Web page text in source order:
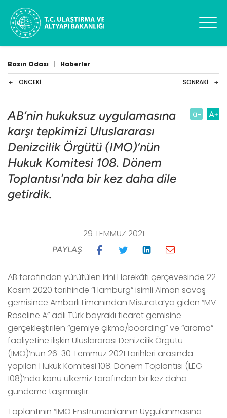
Basın Odası | Haberler
ÖNCEKI SONRAKI
AB’nin hukuksuz uygulamasına
karşı tepkimizi Uluslararası
Denizcilik Örgütü (IMO)’nün
Hukuk Komitesi 108. Dönem
Toplantısı'nda bir kez daha dile
getirdik.
29 TEMMUZ 2021
PAYLAŞ
AB tarafından yürütülen Irini Harekâtı çerçevesinde 22
Kasım 2020 tarihinde “Hamburg” isimli Alman savaş
gemisince Ambarlı Limanından Misurata’ya giden “MV
Roseline A” adlı Türk bayraklı ticaret gemisine
gerçekleştirilen “gemiye çıkma/boarding” ve “arama”
faaliyetine ilişkin Uluslararası Denizcilik Örgütü
(IMO)’nün 26-30 Temmuz 2021 tarihleri arasında
yapılan Hukuk Komitesi 108. Dönem Toplantısı (LEG
108)’nda konu ülkemiz tarafından bir kez daha
gündeme taşınmıştır.
Toplantının “IMO Enstrümanlarının Uygulanmasına